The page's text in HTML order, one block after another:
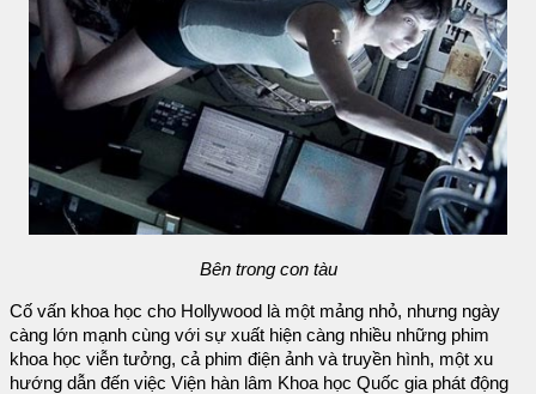
Bên trong con tàu
Cố vấn khoa học cho Hollywood là một mảng nhỏ, nhưng ngày
càng lớn mạnh cùng với sự xuất hiện càng nhiều những phim
khoa học viễn tưởng, cả phim điện ảnh và truyền hình, một xu
hướng dẫn đến việc Viện hàn lâm Khoa học Quốc gia phát động